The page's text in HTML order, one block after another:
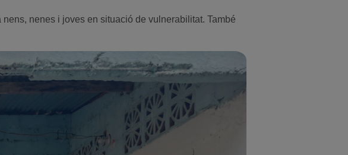
nenes i joves en situació de vulnerabilitat. També